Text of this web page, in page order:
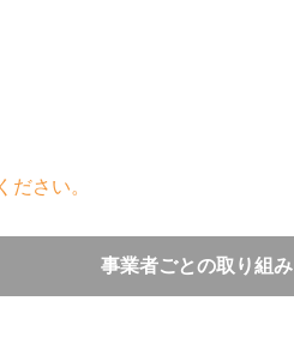
さい。
事業者ごとの取り組み